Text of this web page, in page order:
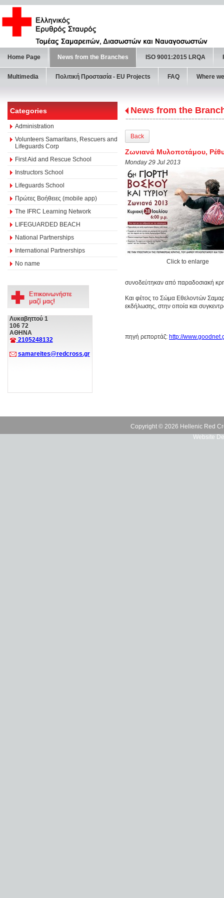
Home Page News from the Branches ISO 9001:2015 LRQA
Multimedia Πολιτική Προστασία - ΕU Projects FAQ Where
Categories
Administration
Volunteers Samaritans, Rescuers and
Lifeguards Corp
First Aid and Rescue School
Instructors School
Lifeguards School
Πρώτες Βοήθειες (mobile app)
The IFRC Learning Network
LIFEGUARDED BEACH
National Partnerships
International Partnerships
No name
Λυκαβηττού 1
106 72
ΑΘΗΝΑ
2105248132
samareites@redcross.gr
News from the
Back
Ζωνιανά Μυλοποτάμου,
Monday 29 Jul 2013
Click to enlarge
συνοδεύτηκαν από παραδοσιακή
Και φέτος το Σώμα Εθελοντών
εκδήλωσης, στην οποία και
πηγή ρεπορτάζ: http://
Copyright © 2026 Hellenic Red
Website